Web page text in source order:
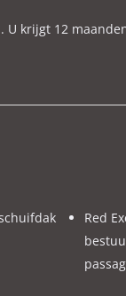
krijgt 12
Red